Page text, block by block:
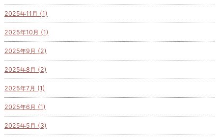
2025年11月 (1)
2025年10月 (1)
2025年9月 (2)
2025年8月 (2)
2025年7月 (1)
2025年6月 (1)
2025年5月 (3)